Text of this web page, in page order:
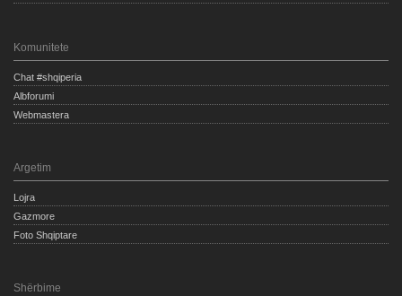
Komunitete
Chat #shqiperia
Albforumi
Webmastera
Argetim
Lojra
Gazmore
Foto Shqiptare
Shërbime